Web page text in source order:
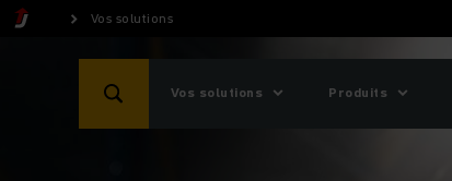
Vos solutions
Vos solutions Produits